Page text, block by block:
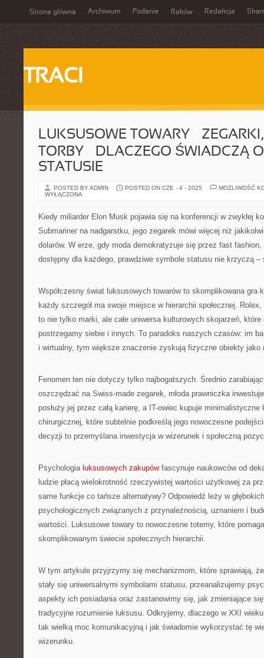
Strona główna Archiwum Podanie Raków Redakcja
TRACI
LUKSUSOWE TOWARY –
TORBY – DLACZEGO ŚWIADCZĄ
STATUSIE
POSTED BY ADMIN POSTED ON CZE - 4 - 2025
MOŻLIWOŚĆ
WYŁĄCZONA
Kiedy miliarder Elon Musk pojawia się na konferencji w zwykłej
Submariner na nadgarstku, jego zegarek mówi więcej niż
dolarów. W erze, gdy moda demokratyzuje się przez fast
dostępny dla każdego, prawdziwe symbole statusu nie krzyczą
Współczesny świat luksusowych towarów to skomplikowana gra
każdy szczegół ma swoje miejsce w hierarchii społecznej.
to nie tylko marki, ale całe uniwersa kulturowych skojarzeń,
postrzegamy siebie i innych. To paradoks naszych czasów: im
i wirtualny, tym większe znaczenie zyskują fizyczne obiekty jako
Fenomen ten nie dotyczy tylko najbogatszych. Średnio
oszczędzać na Swiss-made zegarek, młoda prawniczka
posłuży jej przez całą karierę, a IT-owiec kupuje
chirurgicznej, które subtelnie podkreślą jego nowoczesne
decyzji to przemyślana inwestycja w wizerunek i społeczną
Psychologia luksusowych zakupówfascynuje naukowców od
ludzie płacą wielokrotność rzeczywistej wartości użytkowej za
same funkcje co tańsze alternatywy? Odpowiedź leży w
psychologicznych związanych z przynależnością, uznaniem i
wartości. Luksusowe towary to nowoczesne totemy, które
skomplikowanym świecie społecznych hierarchii.
W tym artykule przyjrzymy się mechanizmom, które sprawiają,
stały się uniwersalnymi symbolami statusu, przeanalizujemy
aspekty ich posiadania oraz zastanowimy się, jak zmieniające się
tradycyjne rozumienie luksusu. Odkryjemy, dlaczego w XXI
tak wielką moc komunikacyjną i jak świadomie wykorzystać tę
wizerunku.